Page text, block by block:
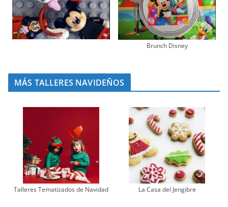
Brunch Disney
MÁS TALLERES NAVIDEÑOS
Talleres Tematizados de Navidad La Casa del Jengibre